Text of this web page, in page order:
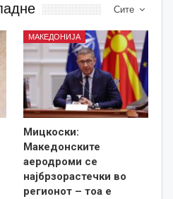
Сите
МАКЕДОНИЈА
Мицкоски:
Македонските
аеродроми се
најбрзорастечки во
регионот – тоа е